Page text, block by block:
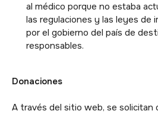
al médico porque no estaba
las regulaciones y las leyes de
por el gobierno del país de
responsables.
Donaciones
A través del sitio web, se solicitan